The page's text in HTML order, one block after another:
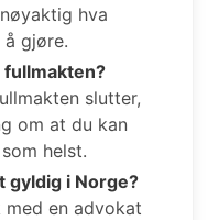
hva
gjøre.
slutter,
om at du kan
helst.
gyldig i Norge?
med en advokat